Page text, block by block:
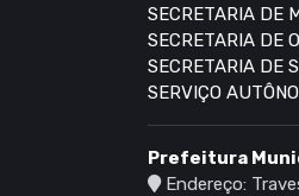
SECRETARIA DE
SECRETARIA DE
SECRETARIA DE
SERVIÇO
Prefeitura
Endereço: